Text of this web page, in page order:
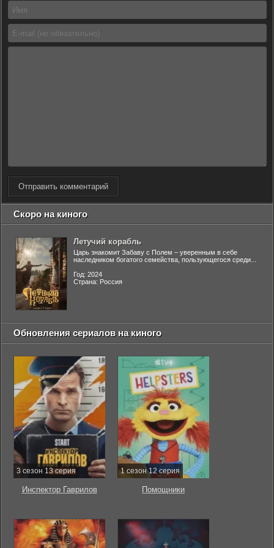
Отправить комментарий
Скоро на киного
Летучий корабль
Царь знакомит Забаву с Полем – уверенным в себе
наследником богатого семейства, пользующегося среди...
Год: 2024
Страна: Россия
Обновления сериалов на киного
3 сезон 13 серия
Инспектор Гаврилов
1 сезон 12 серия
Помощники